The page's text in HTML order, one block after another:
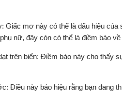
Giấc mơ này có thể là dấu hiệu
nữ, đây còn có thể là điềm báo
trên biển: Điềm báo này cho thấy
Điều này báo hiệu rằng bạn đang